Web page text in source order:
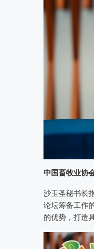
中国畜牧业协
沙玉圣秘书长
论坛筹备工作
的优势，打造